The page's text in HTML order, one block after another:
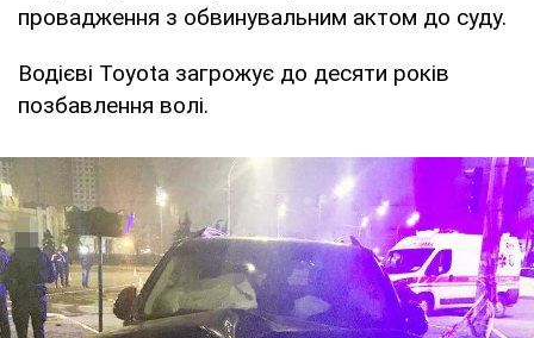
провадження з обвинувальним актом до суду.
Водієві Toyota загрожує до десяти років
позбавлення волі.